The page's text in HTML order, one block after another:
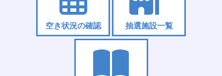
空き状況の確認 抽選施設一覧